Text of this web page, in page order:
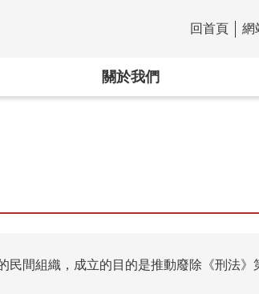
:::
回首頁 網
關於我們
民間組織，成立的目的是推動廢除《刑法